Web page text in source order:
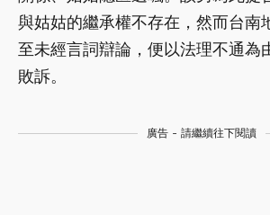
與姑姑的繼承權不存在，然而台南
至未經言詞辯論，便以法理不通為
敗訴。
廣告 - 請繼續往下閱讀